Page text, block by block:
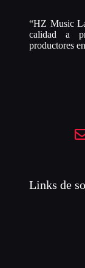
“HZ Music
calidad a
productores
Links de